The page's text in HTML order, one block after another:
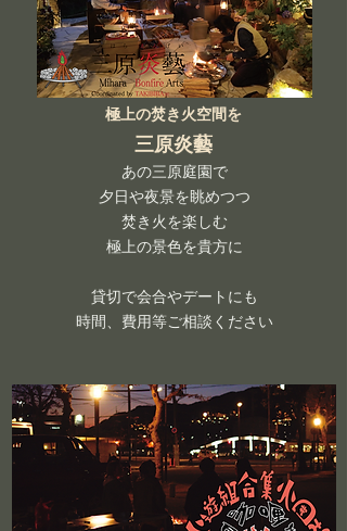
極上の焚き火空間を
三原炎藝
あの三原庭園で
夕日や夜景を眺めつつ
焚き火を楽しむ
​極上の景色を貴方に
貸切で会合やデートにも
​時間、費用等ご相談ください